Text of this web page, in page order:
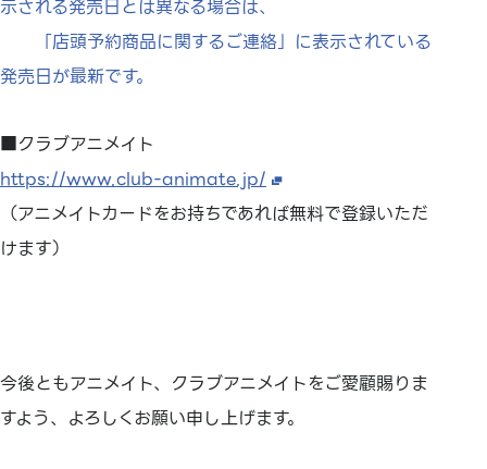
示される発売日とは異なる場合は、
「店頭予約商品に関するご連絡」に表示されている
発売日が最新です。
■クラブアニメイト
https://www.club-animate.jp/
（アニメイトカードをお持ちであれば無料で登録いただ
けます）
今後ともアニメイト、クラブアニメイトをご愛顧賜りま
すよう、よろしくお願い申し上げます。